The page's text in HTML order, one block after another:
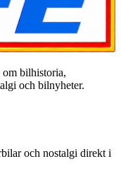
bilhistoria,
och bilnyheter.
och nostalgi direkt i